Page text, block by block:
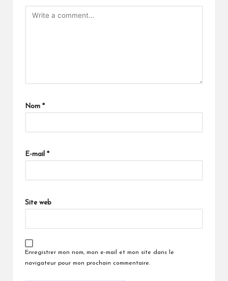
Nom *
E-mail *
Site web
Enregistrer mon nom, mon e-mail et mon site dans le
navigateur pour mon prochain commentaire.